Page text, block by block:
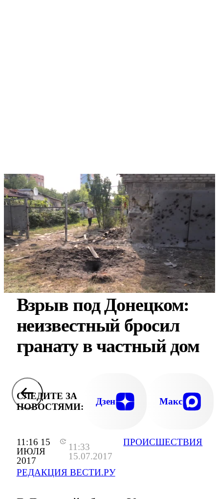
11:16 15
ИЮЛЯ
2017
11:33
15.07.2017
РЕДАКЦИЯ ВЕСТИ.РУ
ПРОИСШЕСТВИЯ
Взрыв под Донецком:
неизвестный бросил
гранату в частный дом
СЛЕДИТЕ ЗА
НОВОСТЯМИ:
Дзен Макс